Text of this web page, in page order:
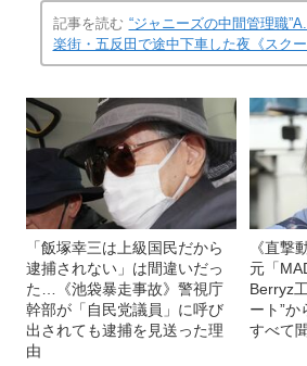
記事を読む “ジャニーズの中間管理職
楽街・五反田で途中下車した夜《スクー
「飯塚幸三は上級国民だから
逮捕されない」は間違いだっ
た…《池袋暴走事故》警視庁
幹部が「自民党議員」に呼び
出されても逮捕を見送った理
由
《直撃
元「
Berryz
ート”
すべて